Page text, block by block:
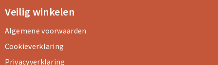
Veilig winkelen
Algemene voorwaarden
Cookieverklaring
Privacyverklaring